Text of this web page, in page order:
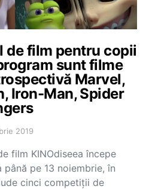
de film pentru copii
sunt filme
Marvel,
Iron-Man, Spider
2019
film KINOdiseea începe
pe 13 noiembrie, în
cinci competiţii de